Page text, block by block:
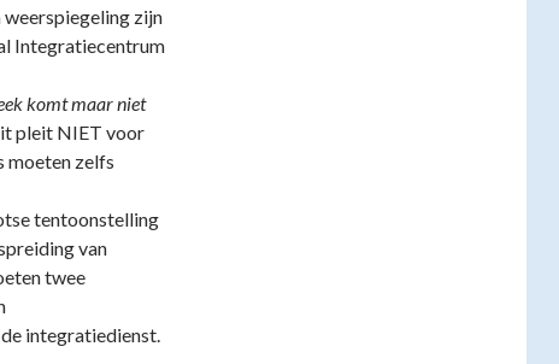
zijn
Integratiecentrum
komt maar niet
pleit NIET voor
moeten zelfs
tentoonstelling
van
twee
integratiedienst.